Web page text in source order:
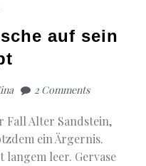
auf sein
2 Comments
Fall Alter Sandstein,
ein Ärgernis.
langem leer. Gervase